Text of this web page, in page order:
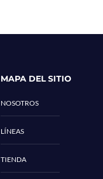
MAPA DEL SITIO
NOSOTROS
LÍNEAS
TIENDA